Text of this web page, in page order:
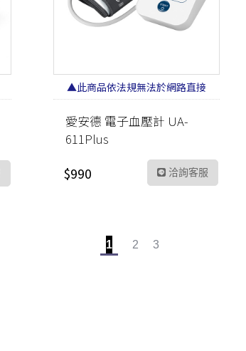
▲此商品依法規無法於網路直接
販售 請加LINE洽詢▲
愛安德 電子血壓計 UA-
611Plus
$990 洽詢客服
1 2 3